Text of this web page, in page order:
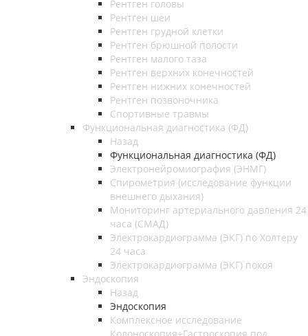
Рентген головы
Рентген шеи
Рентген грудной клетки
Рентген брюшной полости
Рентген малого таза
Рентген верхних конечностей
Рентген нижних конечностей
Рентген позвоночника
Спортивные травмы
Функциональная диагностика (ФД)
Назад
Функциональная диагностика (ФД)
Электронейромиография (ЭНМГ)
Спирометрия (исследование функции
внешнего дыхания)
Мониторинг артериального давления 24
часа (СМАД)
Электрокардиограмма (ЭКГ) по Холтеру
24 часа
Электрокардиограмма (ЭКГ) покоя
Эндоскопия
Назад
Эндоскопия
Комплексное исследование
Колоноскопия+Гастроскопия под